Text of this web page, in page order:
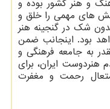
و هنر کشور بوده و
های مهمی را خلق و
شک در گنجینه هنر
بود. اینجانب ضمن
به جامعه فرهنگی و
هنردوست ایران، برای
رحمت و مغفرت